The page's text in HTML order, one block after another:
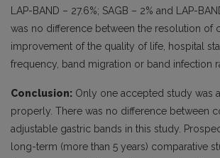
LAP-BAND – 27.6%; SAGB – 2% and LAP-
was no difference between the resolution of
improvement of the quality of life, hospital
frequency, band migration or band infection
Conclusion: Only one accepted study was
properly. There was no difference between
adjustable gastric bands in this study.
long-term (more than 5 years) comparative